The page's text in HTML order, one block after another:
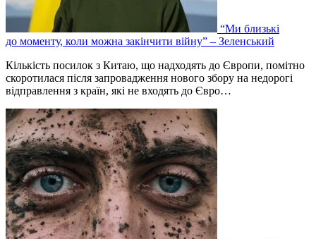
“Ми близькі
до моменту, коли можна закінчити війну” – Зеленський
Кількість посилок з Китаю, що надходять до Європи, помітно
скоротилася після запровадження нового збору на недорогі
відправлення з країн, які не входять до Євро…